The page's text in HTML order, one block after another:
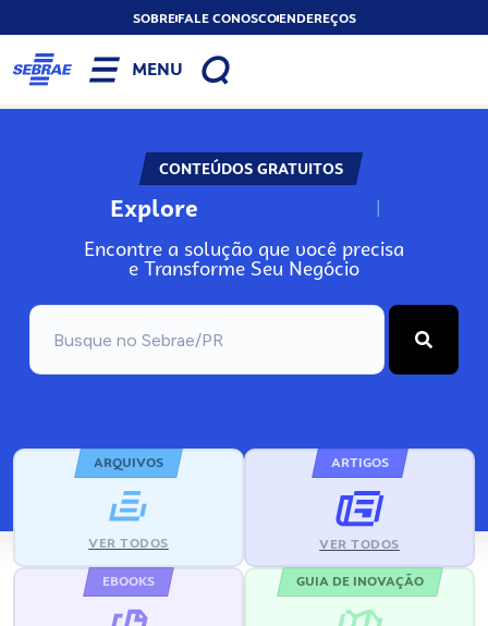
SOBREFALE CONOSCOENDEREÇOS
MENU
CONTEÚDOS GRATUITOS
Explore N
Encontre a solução que você precisa
e Transforme Seu Negócio
ARQUIVOS
VER TODOS
ARTIGOS
VER TODOS
EBOOKS GUIA DE INOVAÇÃO